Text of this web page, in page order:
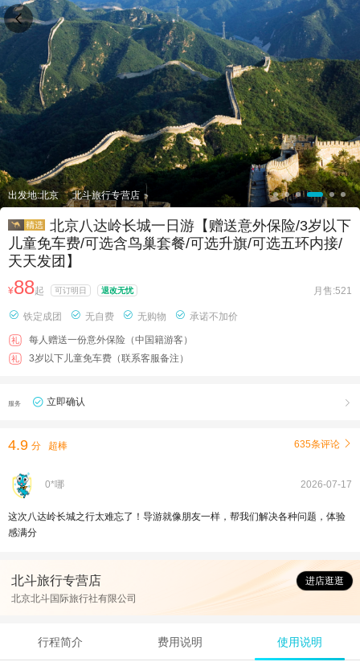
出发地:北京 北斗旅行专营店
北京八达岭长城一日游【赠送意外保险/3岁以下
儿童免车费/可选含鸟巢套餐/可选升旗/可选五环内接/
天天发团】
¥88起 可订明日 退改无忧 月售:521
 铁定成团  无自费  无购物  承诺不加价
礼 每人赠送一份意外保险（中国籍游客）
礼 3岁以下儿童免车费（联系客服备注）
服务 立即确认 
4.9 分 超棒 635条评论 
0*哪 2026-07-17
这次八达岭长城之行太难忘了！导游就像朋友一样，帮我们解决各种问题，体验
感满分
北斗旅行专营店
进店逛逛
北京北斗国际旅行社有限公司
行程简介 费用说明 使用说明
